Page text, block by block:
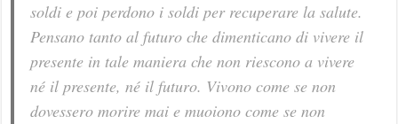
soldi e poi perdono i soldi per recuperare la salute.
Pensano tanto al futuro che dimenticano di vivere il
presente in tale maniera che non riescono a vivere
né il presente, né il futuro. Vivono come se non
dovessero morire mai e muoiono come se non